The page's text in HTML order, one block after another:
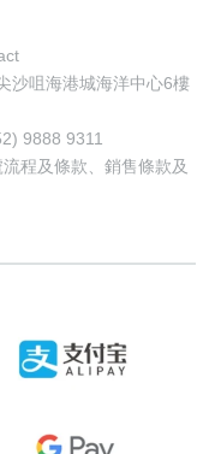
沙咀海港城海洋中心6樓
9888 9311
流程及條款、 銷售條款及